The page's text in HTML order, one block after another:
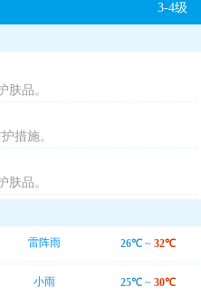
3-4级
肤品。
措施。
肤品。
雷阵雨 26℃ ~ 32℃
小雨 25℃ ~ 30℃